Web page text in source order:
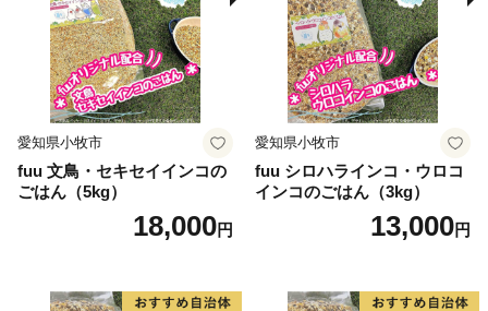
ら訪れる国内最大級の陶器市として有名です。
一方で有田町は「棚田」という特徴的な景観を持つ稲作
地であり、また、「佐賀牛」や 「ありたどり」を生産
する県下有数の畜産地でもあります。
---------------------------------------------------------------------------
----
【有田焼ができるまで】
くろ成形と鋳込み成形の2種類があります。成形し乾燥
性を高めます。）
愛知県小牧市
fuu 文鳥・セキセイインコの
ごはん（5kg）
18,000円
愛知県小牧市
fuu シロハラインコ・ウロコ
インコのごはん（3kg）
13,000円